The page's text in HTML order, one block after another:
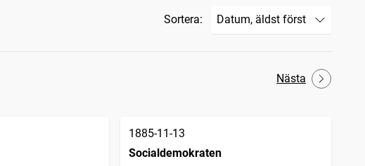
Sortera:
Nästa
1885-11-13
Socialdemokraten